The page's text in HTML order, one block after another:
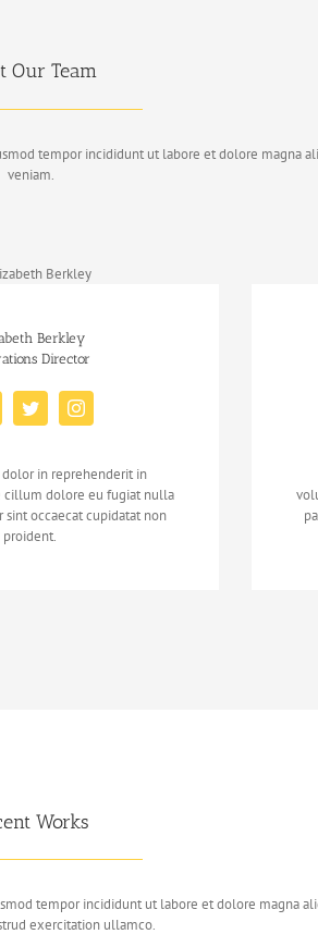
Our Team
tempor incididunt ut labore et dolore magna
veniam.
Berkley
Director
dolor in reprehenderit in
cillum dolore eu fugiat nulla
sint occaecat cupidatat non
proident.
Works
tempor incididunt ut labore et dolore magna
exercitation ullamco.